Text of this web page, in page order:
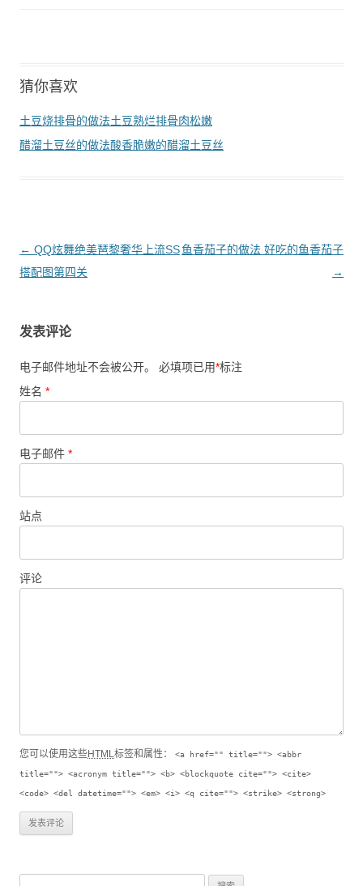
猜你喜欢
土豆烧排骨的做法土豆熟烂排骨肉松嫩
醋溜土豆丝的做法酸香脆嫩的醋溜土豆丝
文章导航
← QQ炫舞绝美琶黎奢华上流SS
搭配图第四关
鱼香茄子的做法 好吃的鱼香茄子
→
发表评论
电子邮件地址不会被公开。 必填项已用*标注
姓名 *
电子邮件 *
站点
评论
您可以使用这些HTML标签和属性： <a href="" title=""> <abbr
title=""> <acronym title=""> <b> <blockquote cite=""> <cite>
<code> <del datetime=""> <em> <i> <q cite=""> <strike> <strong>